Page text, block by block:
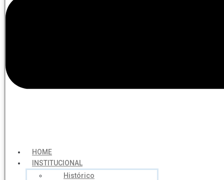
HOME
INSTITUCIONAL
Histórico